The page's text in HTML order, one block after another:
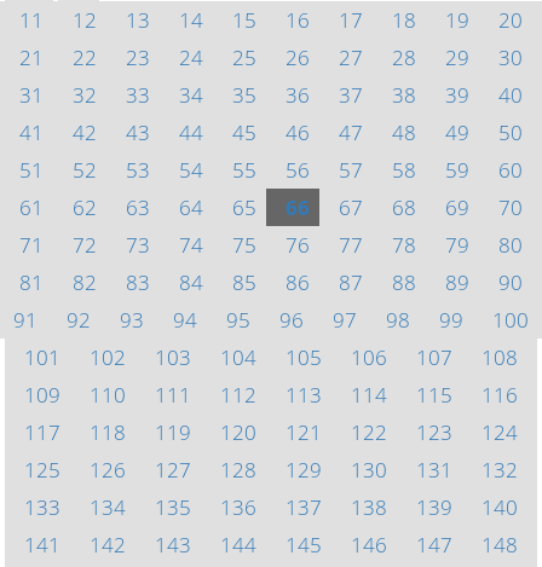
11
12 13 14 15 16 17 18 19
20
21
22 23 24 25 26 27 28 29
30
31
32 33 34 35 36 37 38 39
40
41
42 43 44 45 46 47 48 49
50
51
52 53 54 55 56 57 58 59
60
61
62 63 64 65 66 67 68 69
70
71
72 73 74 75 76 77 78 79
80
81
82 83 84 85 86 87 88 89
90
91
92 93 94 95 96 97 98 99
100
101
102 103 104 105 106 107
108
109
110 111 112 113 114 115
116
117
118 119 120 121 122 123
124
125
126 127 128 129 130 131
132
133
134 135 136 137 138 139
140
141
142 143 144 145 146 147
148